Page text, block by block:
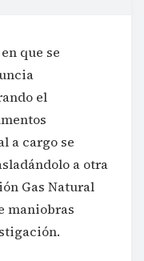
que se
el
a cargo se
a otra
Gas Natural
maniobras